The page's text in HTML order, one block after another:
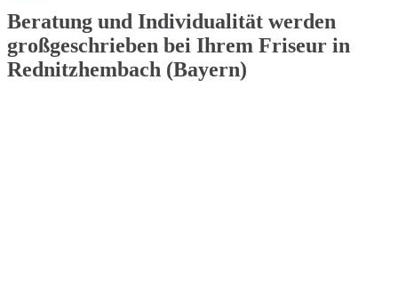
Beratung und Individualität werden
großgeschrieben bei Ihrem Friseur in
Rednitzhembach (Bayern)